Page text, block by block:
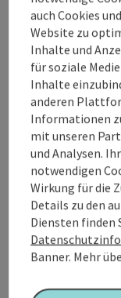
sind
L1 VOLKSBANK
dunkelblaue
hervorragend
Auf befestigtem
Richtung
orangen L4
de Volksbank.
Tour und
Anreise/
auch Cookies
Website zu
Inhalte und
für soziale
Inhalte
anderen
Informationen
mit unseren
und Analysen.
notwendigen
Wirkung für die
Details zu den
Diensten finden
Banner. Mehr